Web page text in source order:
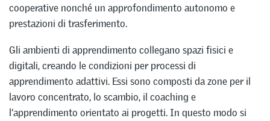
cooperative nonché un approfondimento autonomo e
prestazioni di trasferimento.
Gli ambienti di apprendimento collegano spazi fisici e
digitali, creando le condizioni per processi di
apprendimento adattivi. Essi sono composti da zone per il
lavoro concentrato, lo scambio, il coaching e
l’apprendimento orientato ai progetti. In questo modo si